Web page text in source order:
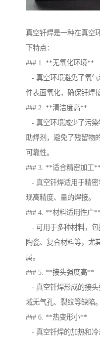
真空钎焊是一种在真空
下特点：
### 1. **无氧化环境**
- 真空环境避免了氧气
件表面氧化，确保钎焊
### 2. **清洁度高**
- 真空环境减少了污染
助焊剂，避免了残留物
可靠性。
### 3. **适合精密加工**
- 真空钎焊适用于精密
现高精度、量的焊接。
### 4. **材料适用性广**
- 可用于多种材料，包
陶瓷、复合材料等，尤
属。
### 5. **接头强度高**
- 真空钎焊形成的接头
域无气孔、裂纹等缺陷。
### 6. **热变形小**
- 真空钎焊的加热和冷